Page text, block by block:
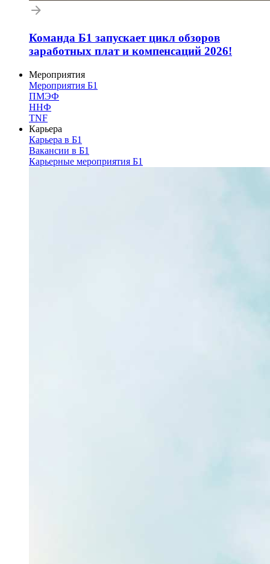
Команда Б1 запускает цикл обзоров
заработных плат и компенсаций 2026!
Мероприятия
Мероприятия Б1
ПМЭФ
ННФ
TNF
Карьера
Карьера в Б1
Вакансии в Б1
Карьерные мероприятия Б1